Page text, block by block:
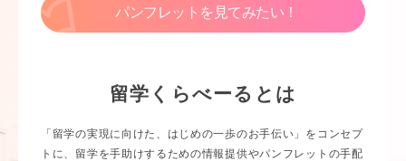
パンフレットを見てみたい！
留学くらべーるとは
「留学の実現に向けた、はじめの一歩のお手伝い」をコンセプ
トに、留学を手助けするための情報提供やパンフレットの手配